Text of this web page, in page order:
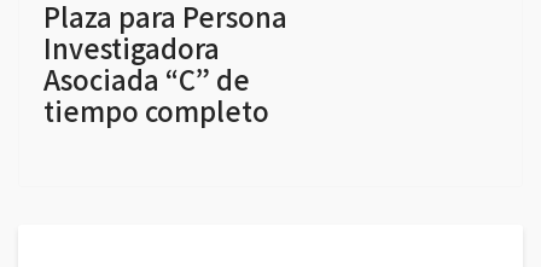
Plaza para Persona
Investigadora
Asociada “C” de
tiempo completo